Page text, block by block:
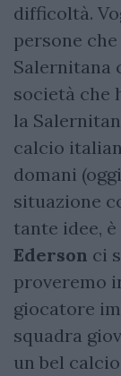
difficoltà.
persone
Salernitana
società che
la
calcio
domani
situazione
tante idee,
Ederson ci
proveremo
giocatore
squadra
un bel